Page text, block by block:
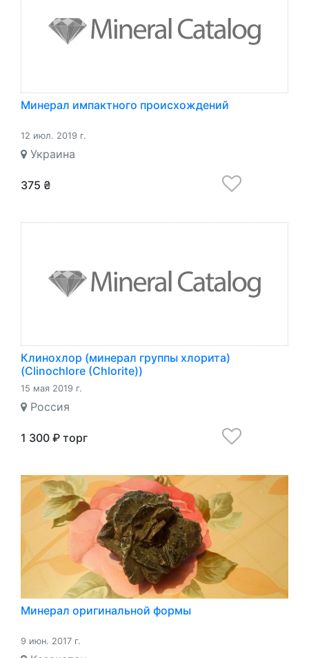
Минерал импактного происхождений
12 июл. 2019 г.
Украина
375 ₴
Клинохлор (минерал группы хлорита)
(Clinochlore (Chlorite))
15 мая 2019 г.
Россия
1 300 ₽ торг
Минерал оригинальной формы
9 июн. 2017 г.